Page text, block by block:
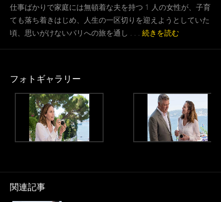
仕事ばかりで家庭には無頓着な夫を持つ 1 人の女性が、子育
ても落ち着きはじめ、人生の一区切りを迎えようとしていた
頃、思いがけないパリへの旅を通し . . . 続きを読む
フォトギャラリー
関連記事